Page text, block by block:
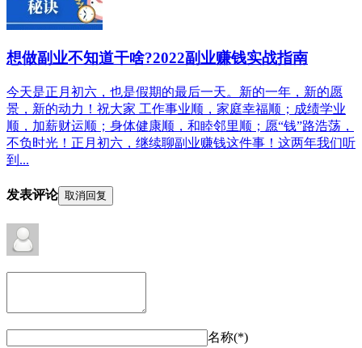
想做副业不知道干啥?2022副业赚钱实战指南
今天是正月初六，也是假期的最后一天。新的一年，新的愿
景，新的动力！️祝大家 工作事业顺，️家庭幸福顺；️成绩学业
顺，️加薪财运顺；️身体健康顺，️和睦邻里顺；愿“钱”路浩荡，
不负时光！正月初六，继续聊副业赚钱这件事！这两年我们听
到...
发表评论 取消回复
名称(*)